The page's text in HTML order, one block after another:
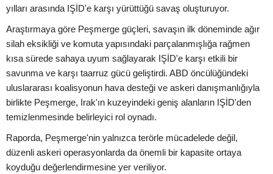
yılları arasında IŞİD'e karşı yürüttüğü savaş oluşturuyor.
Araştırmaya göre Peşmerge güçleri, savaşın ilk döneminde ağır
silah eksikliği ve komuta yapısındaki parçalanmışlığa rağmen
kısa sürede sahaya uyum sağlayarak IŞİD'e karşı etkili bir
savunma ve karşı taarruz gücü geliştirdi. ABD öncülüğündeki
uluslararası koalisyonun hava desteği ve askeri danışmanlığıyla
birlikte Peşmerge, Irak'ın kuzeyindeki geniş alanların IŞİD'den
temizlenmesinde belirleyici rol oynadı.
Raporda, Peşmerge'nin yalnızca terörle mücadelede değil,
düzenli askeri operasyonlarda da önemli bir kapasite ortaya
koyduğu değerlendirmesine yer veriliyor.